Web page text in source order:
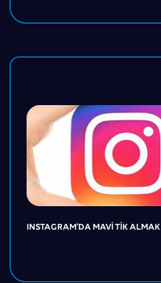
INSTAGRAM’DA MAVI TIK ALMAK